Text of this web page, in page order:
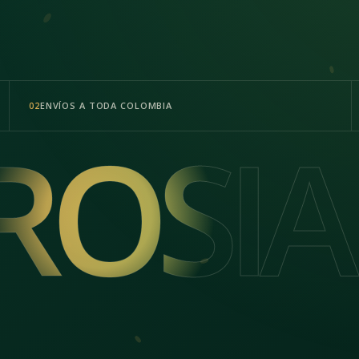
02ENVÍOS A TODA COLOMBIA